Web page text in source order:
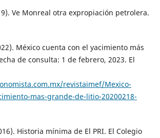
Ve Monreal otra expropiación petrolera.
México cuenta con el yacimiento más
de consulta: 1 de febrero, 2023. El
revistaimef/Mexico-
mas-grande-de-litio-20200218-
Historia mínima de El PRI. El Colegio